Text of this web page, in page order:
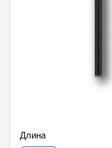
Длина